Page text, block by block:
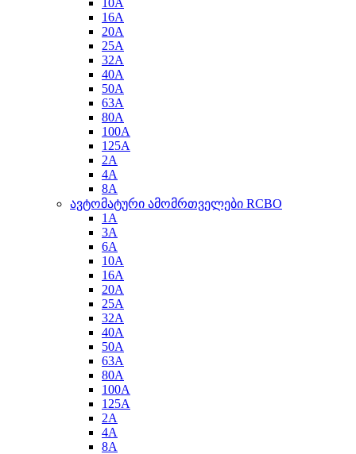
10A
16A
20A
25A
32A
40A
50A
63A
80A
100A
125A
2A
4A
8A
ავტომატური ამომრთველები RCBO
1A
3A
6A
10A
16A
20A
25A
32A
40A
50A
63A
80A
100A
125A
2A
4A
8A